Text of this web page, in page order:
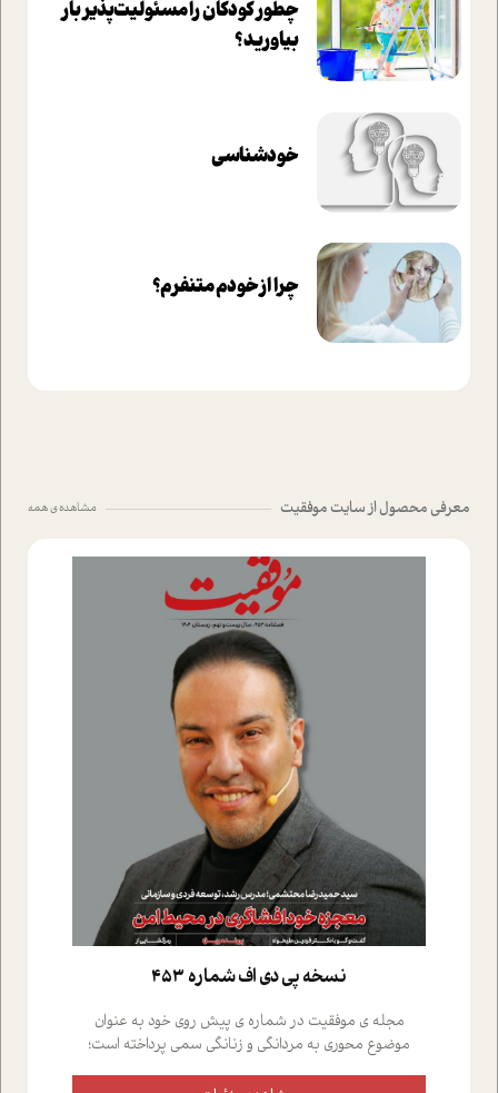
چطور کودکان را مسئولیت‌پذیر بار
بیاورید؟
خودشناسی
چرا از خودم متنفرم؟
معرفی محصول از سایت موفقیت مشاهده ی همه
نسخه پي دي اف شماره 453
مجله ی موفقیت در شماره ی پیش روی خود به عنوان
موضوع محوری به مردانگی و زنانگی سمی پرداخته است؛